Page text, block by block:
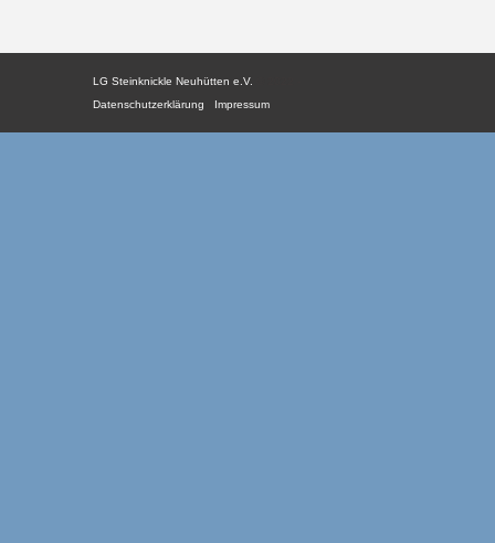
LG Steinknickle Neuhütten e.V.
Datenschutzerklärung
Impressum